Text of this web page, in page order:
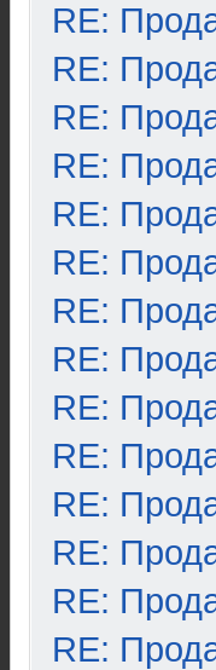
RE:
RE:
RE:
RE:
RE:
RE:
RE:
RE:
RE:
RE:
RE:
RE:
RE:
RE: